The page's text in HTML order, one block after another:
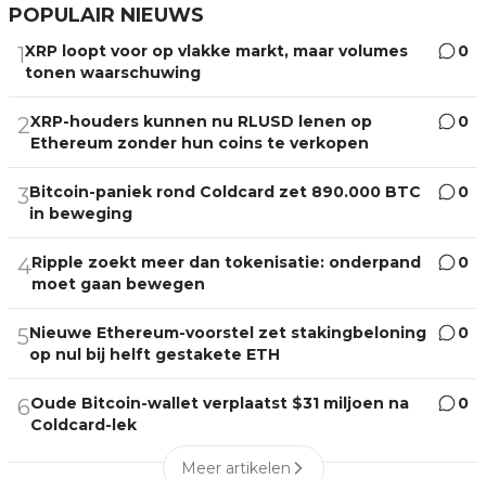
POPULAIR NIEUWS
1XRP loopt voor op vlakke markt, maar volumes
tonen waarschuwing
0
2XRP-houders kunnen nu RLUSD lenen op
Ethereum zonder hun coins te verkopen
0
3Bitcoin-paniek rond Coldcard zet 890.000 BTC
in beweging
0
4Ripple zoekt meer dan tokenisatie: onderpand
moet gaan bewegen
0
5Nieuwe Ethereum-voorstel zet stakingbeloning
op nul bij helft gestakete ETH
0
6Oude Bitcoin-wallet verplaatst $31 miljoen na
Coldcard-lek
0
Meer artikelen